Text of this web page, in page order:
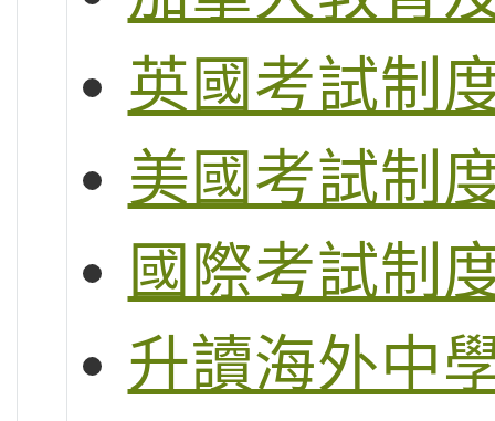
英國考試制
美國考試制
國際考試制
升讀海外中